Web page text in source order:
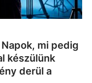
mi pedig
készülünk
derül a